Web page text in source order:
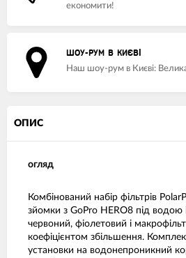
економити!
ШОУ-РУМ В КИЄВІ
Наш шоу-рум в Києві:
ОПИС
огляд
Комбінований набір фільтрів
зйомки з GoPro HERO8 під водою
червоний, фіолетовий і
коефіцієнтом збільшення.
установки на водонепроникний